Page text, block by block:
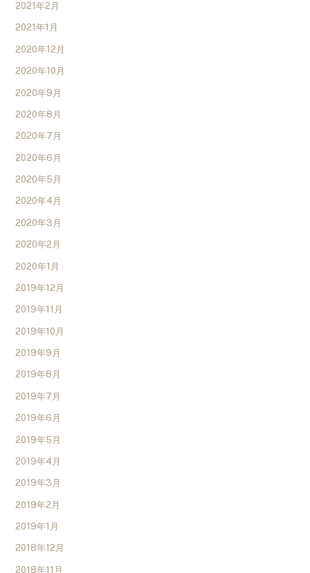
2021年2月
2021年1月
2020年12月
2020年10月
2020年9月
2020年8月
2020年7月
2020年6月
2020年5月
2020年4月
2020年3月
2020年2月
2020年1月
2019年12月
2019年11月
2019年10月
2019年9月
2019年8月
2019年7月
2019年6月
2019年5月
2019年4月
2019年3月
2019年2月
2019年1月
2018年12月
2018年11月